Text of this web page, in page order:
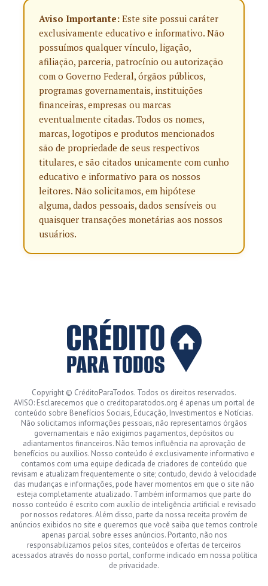
Aviso Importante: Este site possui caráter
exclusivamente educativo e informativo. Não
possuímos qualquer vínculo, ligação,
afiliação, parceria, patrocínio ou autorização
com o Governo Federal, órgãos públicos,
programas governamentais, instituições
financeiras, empresas ou marcas
eventualmente citadas. Todos os nomes,
marcas, logotipos e produtos mencionados
são de propriedade de seus respectivos
titulares, e são citados unicamente com cunho
educativo e informativo para os nossos
leitores. Não solicitamos, em hipótese
alguma, dados pessoais, dados sensíveis ou
quaisquer transações monetárias aos nossos
usuários.
Copyright © CréditoParaTodos. Todos os direitos reservados.
AVISO: Esclarecemos que o creditoparatodos.org é apenas um portal de
conteúdo sobre Benefícios Sociais, Educação, Investimentos e Notícias.
Não solicitamos informações pessoais, não representamos órgãos
governamentais e não exigimos pagamentos, depósitos ou
adiantamentos financeiros. Não temos influência na aprovação de
benefícios ou auxílios. Nosso conteúdo é exclusivamente informativo e
contamos com uma equipe dedicada de criadores de conteúdo que
revisam e atualizam frequentemente o site; contudo, devido à velocidade
das mudanças e informações, pode haver momentos em que o site não
esteja completamente atualizado. Também informamos que parte do
nosso conteúdo é escrito com auxílio de inteligência artificial e revisado
por nossos redatores. Além disso, parte da nossa receita provém de
anúncios exibidos no site e queremos que você saiba que temos controle
apenas parcial sobre esses anúncios. Portanto, não nos
responsabilizamos pelos sites, conteúdos e ofertas de terceiros
acessados através do nosso portal, conforme indicado em nossa política
de privacidade.